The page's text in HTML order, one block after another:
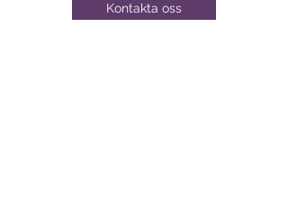
Kontakta oss